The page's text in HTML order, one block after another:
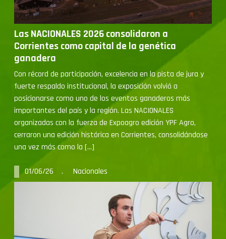
Las NACIONALES 2026 consolidaron a
Corrientes como capital de la genética
ganadera
Con récord de participación, excelencia en la pista de jura y
fuerte respaldo institucional, la exposición volvió a
posicionarse como uno de los eventos ganaderos más
importantes del país y la región. Las NACIONALES
organizadas con la fuerza de Expoagro edición YPF Agro,
cerraron una edición histórica en Corrientes, consolidándose
una vez más como la […]
01/06/26 . Nacionales